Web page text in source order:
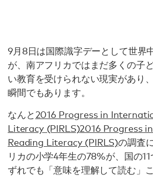
9月8日は国際識字デーとして世界
が、南アフリカではまだ多くの子
い教育を受けられない現実があり
瞬間でもあります。
なんと 2016 Progress in
Literacy (PIRLS)2016 Progress
Reading Literacy (PIRLS)の調査
リカの小学4年生の78%が、国の
ずれでも「意味を理解して読む」